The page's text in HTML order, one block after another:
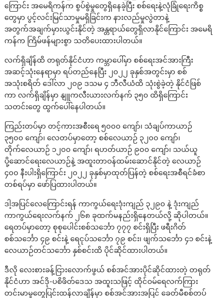
ကြောင်း အမေရိကန်က စွပ်စွဲမှုတွေရှိနေခဲ့ပြီး စစ်ရေးနဲ့လုံခြုံရေးကိစ္စ
တွေမှာ ပွင့်လင်းမြင်သာမှုမရှိခြင်းက နားလည်မှုလွဲတာနဲ့
အတွက်အချက်မှားယွင်းနိုင်တဲ့ အန္တရာယ်တွေရှိလာနိုင်ကြောင်း အမေရိ
ကန်က ကြိမ်ဖန်များစွာ သတိပေးထားပါတယ်။
လက်ရှိချိန်ထိ တရုတ်နိုင်ငံဟာ ကမ္ဘာပေါ်မှာ စစ်ရေးအင်အားကြီး
အဆင့်သုံးနေရာမှာ ရပ်တည်နေပြီး ၂၀၂၂ ခုနှစ်အတွင်းမှာ စစ်
အသုံးစရိတ် ဒေါ်လာ ၂၀၉ ဒသမ ၄ ဘီလီယံထိ သုံးစွဲခဲ့တဲ့ နိုင်ငံဖြစ်
ကာ လက်ရှိချိန်မှာ နျူကလီးယားလက်နက် ၃၅၀ ထိရှိကြောင်း
သတင်းတွေ ထွက်ပေါ်နေပါတယ်။
ကြည်းတပ်မှာ တင့်ကားအစီးရေ ၅၀၀၀ ကျော်၊ သံချပ်ကာယာဉ်
၃၅၀၀ ကျော်၊ လေတပ်မှာတော့ စစ်လေယာဉ် ၃၂၀၀ ကျော်၊
တိုက်လေယာဉ် ၁၂၀၀ ကျော်၊ ရဟတ်ယာဉ် ၉၀၀ ကျော်၊ သယ်ယူ
ပို့ဆောင်ရေးလေယာဉ်နဲ့ အထူးတာဝန်ထမ်းဆောင်နိုင်တဲ့ လေယာဉ်
၄၀၀ နီးပါးရှိကြောင်း ၂၀၂၂ ခုနှစ်မှာထုတ်ပြန်တဲ့ စစ်ရေးအစီရင်ခံစာ
တစ်ရပ်မှာ ဖော်ပြထားပါတယ်။
ဒါ့အပြင်လေကြောင်းရန် ကာကွယ်ရေးဒုံးကျည် ၃၂၉၀ နဲ့ ဒုံးကျည်
ကာကွယ်ရေးလက်နက် ၂၆၈ ခုထက်မနည်းရှိနေတယ်လို့ ဆိုပါတယ်။
ရေတပ်မှာတော့ စုစုပေါင်းစစ်သင်္ဘော ၇၇၇ စင်းရှိပြီး ဖရီးဂိတ်
စစ်သင်္ဘော ၄၉ စင်းနဲ့ ရေငုပ်သင်္ဘော ၇၉ စင်း၊ ဖျက်သင်္ဘော ၄၁ စင်းနဲ့
လေယာဉ်တင်သင်္ဘော နှစ်စင်းထိ ပိုင်ဆိုင်ထားပါတယ်။
ဒီလို လေးစားခန့်ငြားလောက်ဖွယ် စစ်အင်အားပိုင်ဆိုင်ထားတဲ့ တရုတ်
နိုင်ငံဟာ အင်ဒို-ပစိဖိတ်ဒေသ အထူးသဖြင့် ထိုင်ဝမ်ရေလက်ကြား
တင်းမာမှုတွေပြင်းထန်လာချိန်မှာ စစ်အင်အားအပြင် ခေတ်မီစစ်တပ်